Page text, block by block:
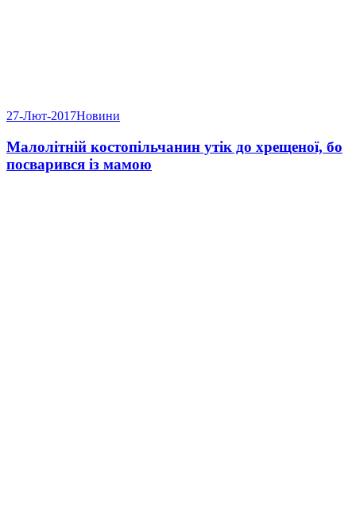
27-Лют-2017Новини
Малолітній костопільчанин утік до хрещеної, бо
посварився із мамою